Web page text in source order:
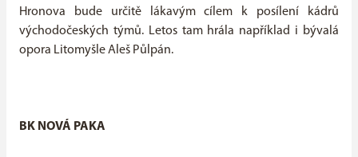
Hronova bude určitě lákavým cílem k posílení kádrů
východočeských týmů. Letos tam hrála například i bývalá
opora Litomyšle Aleš Půlpán.
BK NOVÁ PAKA